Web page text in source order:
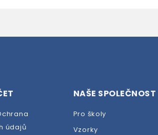
údajů
NAŠE SPOLEČNOST
Pro školy
Vzorky